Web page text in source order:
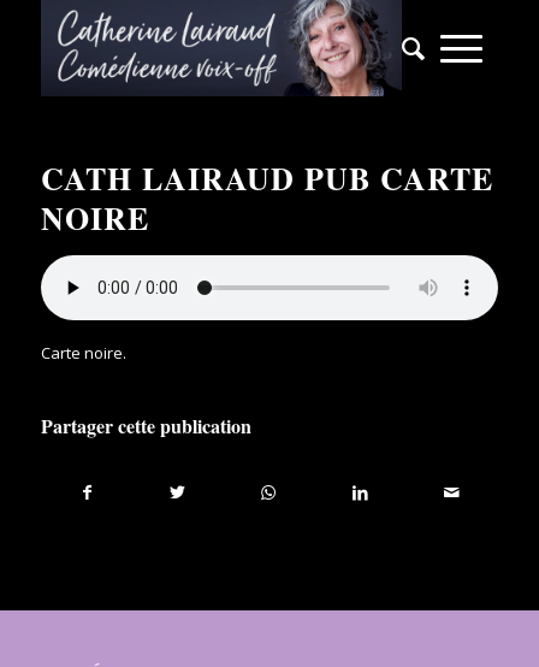
CATH LAIRAUD PUB CARTE
NOIRE
Carte noire.
Partager cette publication